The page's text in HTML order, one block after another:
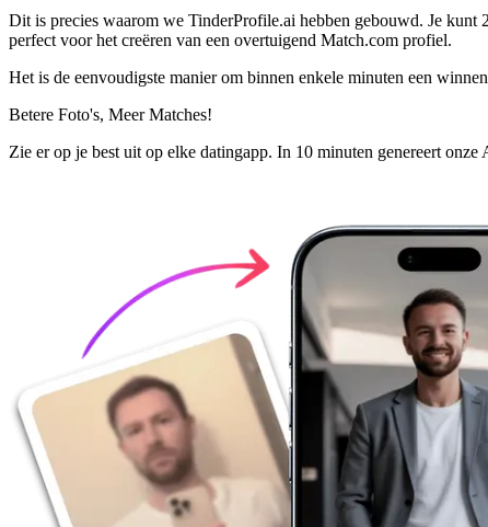
Dit is precies waarom we TinderProfile.ai hebben gebouwd. Je kunt
perfect voor het creëren van een overtuigend Match.com profiel.
Het is de eenvoudigste manier om binnen enkele minuten een
Betere Foto's, Meer Matches!
Zie er op je best uit op elke datingapp. In 10 minuten genereert